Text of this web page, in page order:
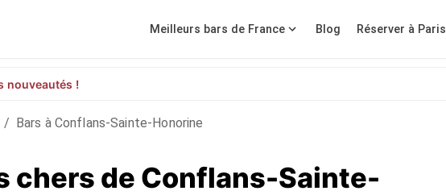
Meilleurs bars de France Blog Réserver à Paris
nouveautés !
/ Bars à Conflans-Sainte-Honorine
chers de Conflans-Sainte-